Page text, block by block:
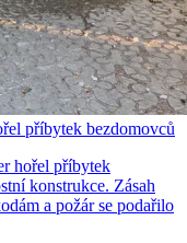
příbytek bezdomovců
hořel příbytek
konstrukce. Zásah
a požár se podařilo